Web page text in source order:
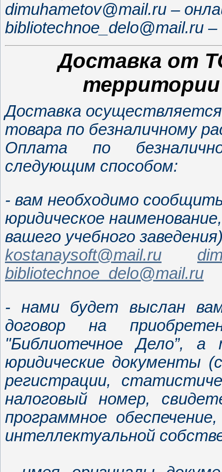
dimuhametov@mail.ru –
bibliotechnoe_delo@mail.ru
Доставка от
территории
Доставка
товара по безналичному
Оплата по
следующим способом:
- вам необходимо
юридическое
вашего учебного
kostanaysoft@mail.ru
bibliotechnoe_delo@mail.ru
- нами будет выслан
договор на
"Библиотечное Дело”,
юридические документы
регистрации,
налоговый номер,
программное
интеллектуальной